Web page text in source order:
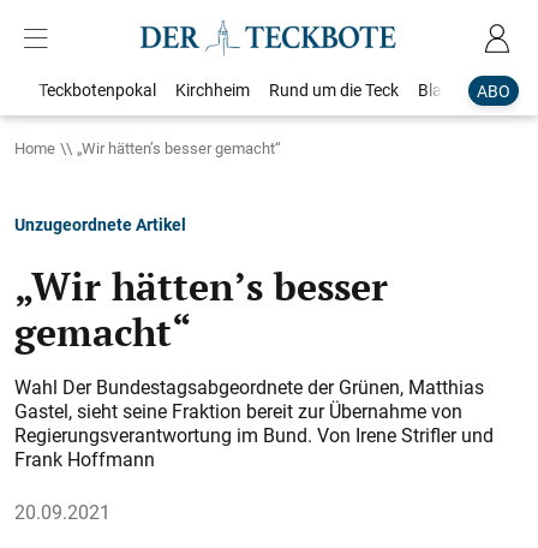
ABO
Teckbotenpokal Kirchheim Rund um die Teck Blaulicht
Home „Wir hätten’s besser gemacht“
Unzugeordnete Artikel
„Wir hätten’s besser
gemacht“
Wahl Der Bundestagsabgeordnete der Grünen, Matthias
Gastel, sieht seine Fraktion bereit zur Übernahme von
Regierungsverantwortung im Bund. Von Irene Strifler und
Frank Hoffmann
20.09.2021